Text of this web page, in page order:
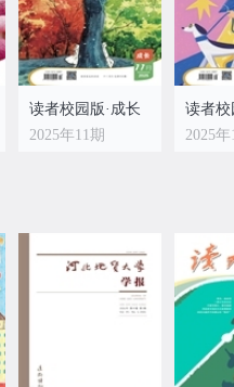
读者校园版·成长
2025年11期
读者校
2025年
读者校园版·成长
读者校